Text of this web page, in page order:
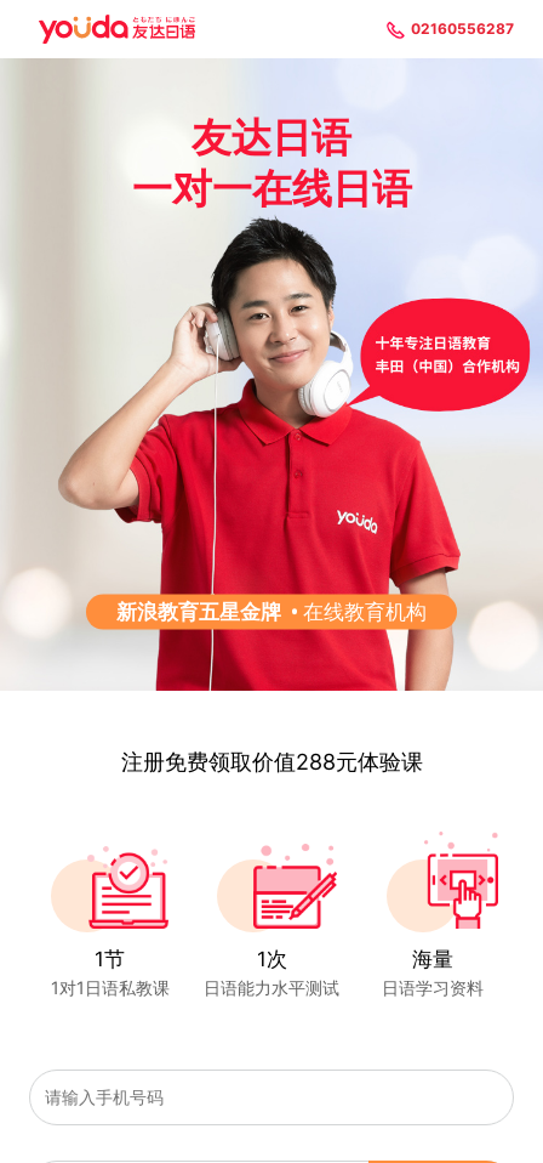
02160556287
友达日语
一对一在线日语
新浪教育五星金牌 在线教育机构
注册免费领取价值288元体验课
1节
1对1日语私教课
1次
日语能力水平测试
海量
日语学习资料